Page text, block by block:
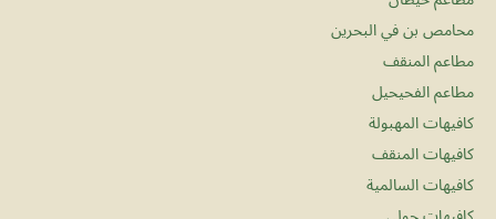
محامص بن في البحرين
مطاعم المنقف
مطاعم الفحيحيل
كافيهات المهبولة
كافيهات المنقف
كافيهات السالمية